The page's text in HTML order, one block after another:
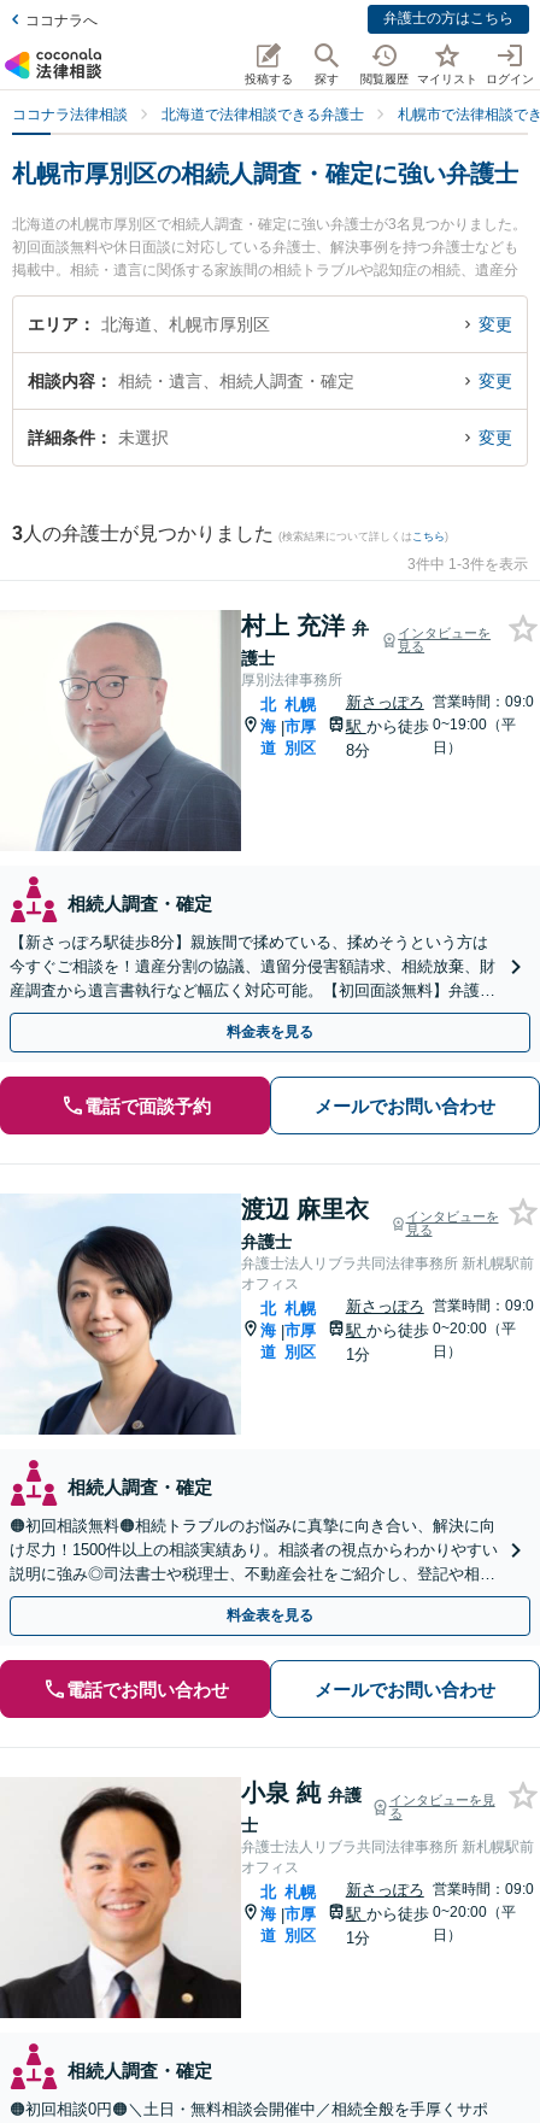
ココナラへ 弁護士の方はこちら
投稿する 探す 閲覧履歴 マイリスト ログイン
ココナラ法律相談 北海道で法律相談できる弁護士 札幌市で法律相談で
札幌市厚別区の相続人調査・確定に強い弁護士
北海道の札幌市厚別区で相続人調査・確定に強い弁護士が3名見つかりました。
初回面談無料や休日面談に対応している弁護士、解決事例を持つ弁護士なども
掲載中。相続・遺言に関係する家族間の相続トラブルや認知症の相続、遺産分
割等の細かな分野での絞り込み検索もでき便利です。特に厚別法律事務所の村
上 充洋弁護士や弁護士法人リブラ共同法律事務所 新札幌駅前オフィスの渡辺
幌市厚別区で土日や夜間に発生した相続人調査・確定のトラブルを今すぐに弁
護士に相談したい』『相続人調査・確定のトラブル解決の実績豊富な近くの弁
護士を検索したい』『初回相談無料で相続人調査・確定を法律相談できる札幌
エリア 北海道、札幌市厚別区 変更
相談内容 相続・遺言、相続人調査・確定 変更
詳細条件 未選択 変更
3 人の弁護士が見つかりました (検索結果について詳しくは こちら)
3件中 1-3件を表示
村上 充洋 弁
護士
インタビューを
見る
厚別法律事務所
北
海
道
|
札幌
市厚
別区
新さっぽろ
駅 から徒歩
8分
営業時間：09:0
0~19:00（平
日）
相続人調査・確定
【新さっぽろ駅徒歩8分】親族間で揉めている、揉めそうという方は
今すぐご相談を！遺産分割の協議、遺留分侵害額請求、相続放棄、財
産調査から遺言書執行など幅広く対応可能。【初回面談無料】弁護士
が窓口になりストレス軽減！
料金表を見る
電話で面談予約 メールでお問い合わせ
渡辺 麻里衣
弁護士
インタビューを
見る
弁護士法人リブラ共同法律事務所 新札幌駅前
オフィス
北
海
道
|
札幌
市厚
別区
新さっぽろ
駅 から徒歩
1分
営業時間：09:0
0~20:00（平
日）
相続人調査・確定
🟠初回相談無料🟠相続トラブルのお悩みに真摯に向き合い、解決に向
け尽力！1500件以上の相談実績あり。相談者の視点からわかりやすい
説明に強み◎司法書士や税理士、不動産会社をご紹介し、登記や相続
税の申告までワンストップで対応【夜間相談可】
料金表を見る
電話でお問い合わせ メールでお問い合わせ
小泉 純 弁護
士
インタビューを見
る
弁護士法人リブラ共同法律事務所 新札幌駅前
オフィス
北
海
道
|
札幌
市厚
別区
新さっぽろ
駅 から徒歩
1分
営業時間：09:0
0~20:00（平
日）
相続人調査・確定
🟠初回相談0円🟠＼土日・無料相談会開催中／相続全般を手厚くサポ